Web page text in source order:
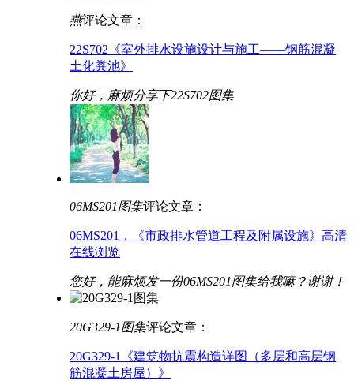
燕评论文章：
22S702《室外排水设施设计与施工——钢筋混凝
土化粪池》
你好，麻烦分享下22S702图集
06MS201图集评论文章：
06MS201，《市政排水管道工程及附属设施》高清
在线浏览
您好，能麻烦发一份06MS201图集给我嘛？谢谢！
20G329-1图集评论文章：
20G329-1《建筑物抗震构造详图（多层和高层钢
筋混凝土房屋）》